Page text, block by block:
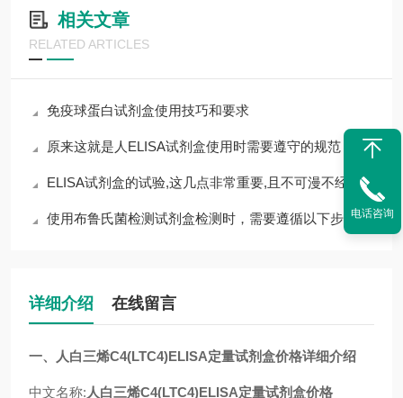
相关文章
RELATED ARTICLES
免疫球蛋白试剂盒使用技巧和要求
原来这就是人ELISA试剂盒使用时需要遵守的规范
ELISA试剂盒的试验,这几点非常重要,且不可漫不经心
使用布鲁氏菌检测试剂盒检测时，需要遵循以下步骤
详细介绍 在线留言
一、人白三烯C4(LTC4)ELISA定量试剂盒价格详细介绍
中文名称: 人白三烯C4(LTC4)ELISA定量试剂盒价格
电话咨询